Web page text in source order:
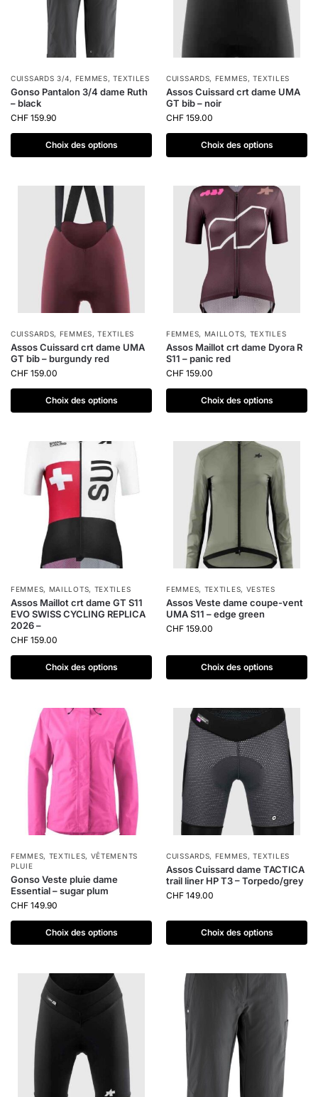
CUISSARDS 3/4, FEMMES,TEXTILES
Gonso Pantalon 3/4 dame Ruth
– black
CHF 159.90
Choix des options
CUISSARDS, FEMMES,TEXTILES
Assos Cuissard crt dame UMA
GT bib – noir
CHF 159.00
Choix des options
CUISSARDS, FEMMES,TEXTILES
Assos Cuissard crt dame UMA
GT bib – burgundy red
CHF 159.00
Choix des options
FEMMES, MAILLOTS, TEXTILES
Assos Maillot crt dame Dyora R
S11 – panic red
CHF 159.00
Choix des options
FEMMES, MAILLOTS, TEXTILES
Assos Maillot crt dame GT S11
EVO SWISS CYCLING REPLICA
2026 –
CHF 159.00
Choix des options
FEMMES, TEXTILES, VESTES
Assos Veste dame coupe-vent
UMA S11 – edge green
CHF 159.00
Choix des options
FEMMES, TEXTILES, VÊTEMENTS
PLUIE
Gonso Veste pluie dame
Essential – sugar plum
CHF 149.90
Choix des options
CUISSARDS, FEMMES,TEXTILES
Assos Cuissard dame TACTICA
trail liner HP T3 – Torpedo/grey
CHF 149.00
Choix des options